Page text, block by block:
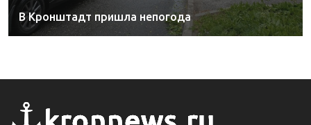
В Кронштадт пришла непогода